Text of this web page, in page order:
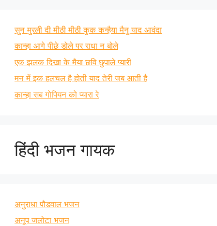
सुन मुरली दी मीठी मीठी कुक कन्हैया मैनु याद आवंदा
कान्हा आगे पीछे डोले पर राधा न बोले
एक झलक दिखा के मैया छवि छुपाले प्यारी
मन में इक हलचल है होती याद तेरी जब आती है
कान्हा सब गोपियन को प्यारा रे
हिंदी भजन गायक
अनुराधा पौडवाल भजन
अनूप जलोटा भजन